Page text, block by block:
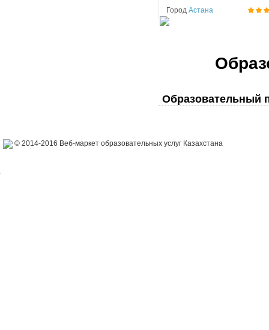
Город Астана
Образовательный
© 2014-2016 Веб-маркет образовательных услуг Казахстана